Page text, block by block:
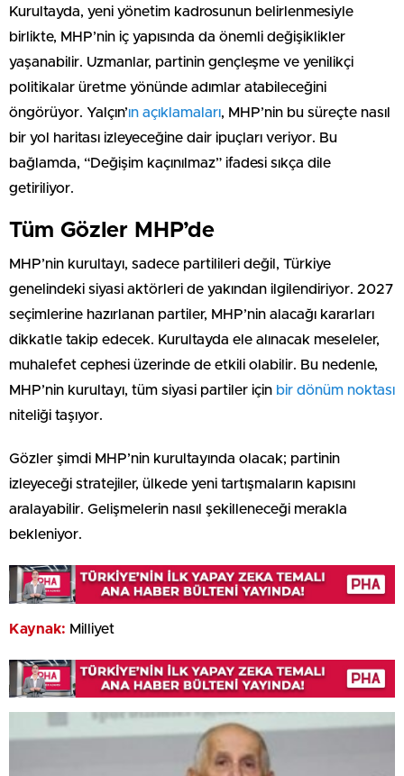
Kurultayda, yeni yönetim kadrosunun belirlenmesiyle
birlikte, MHP’nin iç yapısında da önemli değişiklikler
yaşanabilir. Uzmanlar, partinin gençleşme ve yenilikçi
politikalar üretme yönünde adımlar atabileceğini
öngörüyor. Yalçın’ın açıklamaları, MHP’nin bu süreçte nasıl
bir yol haritası izleyeceğine dair ipuçları veriyor. Bu
bağlamda, “Değişim kaçınılmaz” ifadesi sıkça dile
getiriliyor.
Tüm Gözler MHP’de
MHP’nin kurultayı, sadece partilileri değil, Türkiye
genelindeki siyasi aktörleri de yakından ilgilendiriyor. 2027
seçimlerine hazırlanan partiler, MHP’nin alacağı kararları
dikkatle takip edecek. Kurultayda ele alınacak meseleler,
muhalefet cephesi üzerinde de etkili olabilir. Bu nedenle,
MHP’nin kurultayı, tüm siyasi partiler için bir dönüm noktası
niteliği taşıyor.
Gözler şimdi MHP’nin kurultayında olacak; partinin
izleyeceği stratejiler, ülkede yeni tartışmaların kapısını
aralayabilir. Gelişmelerin nasıl şekilleneceği merakla
bekleniyor.
Kaynak: Milliyet